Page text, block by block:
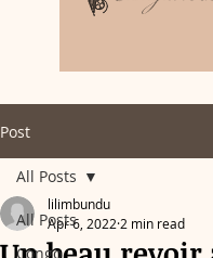
Post
All Posts
Congo
All Posts
lilimbundu
Apr 6, 2022 2 min read